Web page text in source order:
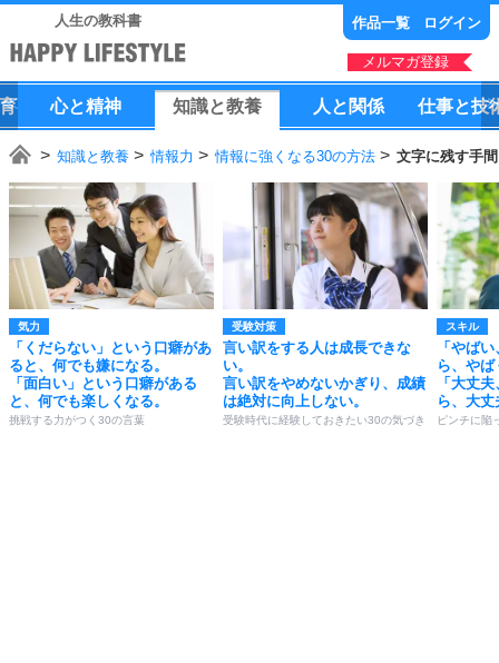
人生の教科書 作品一覧 ログイン
メルマガ登録
心と精神 知識と教養 人 と 関係 仕事と技
知識と教養 情報力 情報に強くなる30の方法 文字に残す手
気力
「くだらない」という口癖があ
ると、何でも嫌になる。
「面白い」という口癖がある
と、何でも楽しくなる。
挑戦する力がつく30の言葉
受験対策
言い訳をする人は成長できな
い。
言い訳をやめないかぎり、成績
は絶対に向上しない。
受験時代に経験しておきたい30の気づき
スキル
「やば
ら、や
「大丈
ら、大
ピンチに陥